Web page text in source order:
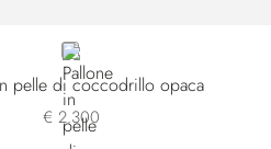
WHITE
pelle di coccodrillo opaca
€ 2.300